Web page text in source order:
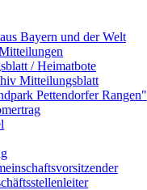
Bayern und der Welt
/ Heimatbote
Mitteilungsblatt
Pettendorfer Rangen"